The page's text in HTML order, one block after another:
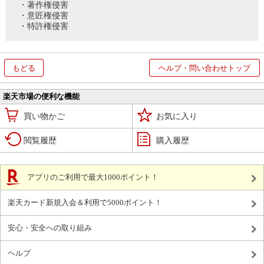
・著作権侵害
・意匠権侵害
・特許権侵害
もどる ヘルプ・問い合わせトップ
楽天市場の便利な機能
買い物かご お気に入り
閲覧履歴 購入履歴
アプリのご利用で最大1000ポイント！
楽天カード新規入会＆利用で5000ポイント！
安心・安全への取り組み
ヘルプ